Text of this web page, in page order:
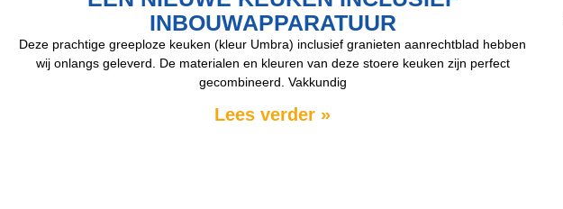
INBOUWAPPARATUUR
Deze prachtige greeploze keuken (kleur Umbra) inclusief granieten aanrechtblad hebben
wij onlangs geleverd. De materialen en kleuren van deze stoere keuken zijn perfect
gecombineerd. Vakkundig
Lees verder »